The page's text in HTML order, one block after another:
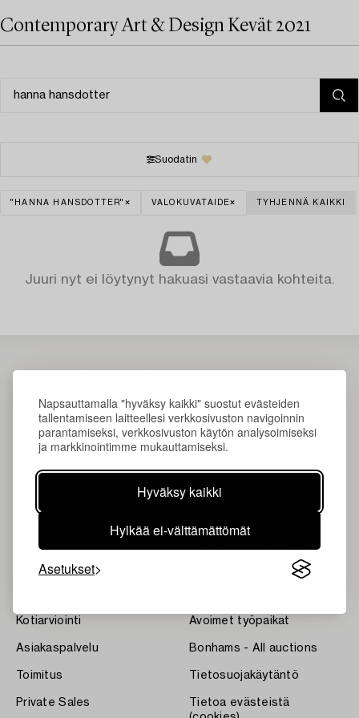
Napsauttamalla "hyväksy kaikki" suostut evästeiden
tallentamiseen laitteellesi verkkosivuston navigoinnin
parantamiseksi, verkkosivuston käytön analysoimiseksi
ja markkinointimme mukauttamiseksi.
Hyväksy kaikki
Hylkää ei-välttämättömät
Asetukset
Contemporary Art & Design Kevät 2021
Suodatin
"HANNA HANSDOTTER" VALOKUVATAIDE TYHJENNÄ KAIKKI
Juuri nyt ei löytynyt hakuasi vastaavia kohteita.
Tulokset
Kotiarviointi
Asiakaspalvelu
Toimitus
Private Sales
Ehdot
Bukipedia
Systembolaget's Wine and
Avoimet työpaikat
Bonhams - All auctions
Tietosuojakäytäntö
Tietoa evästeistä